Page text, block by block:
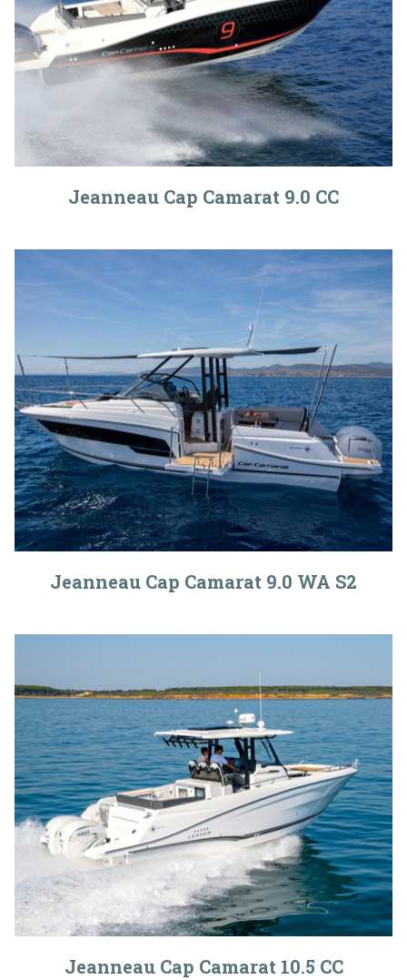
Jeanneau Cap Camarat 9.0 CC
Jeanneau Cap Camarat 9.0 WA S2
Jeanneau Cap Camarat 10.5 CC